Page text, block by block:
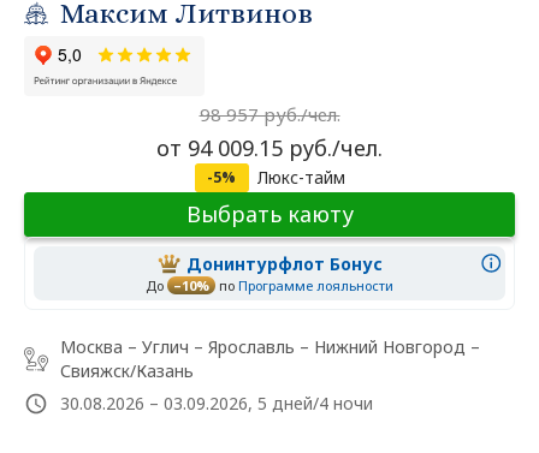
Максим Литвинов
98 957 руб./чел.
от 94 009.15 руб./чел.
-5% Люкс-тайм
Выбрать каюту
Донинтурфлот Бонус
До –10% по Программе лояльности
Москва – Углич – Ярославль – Нижний Новгород –
Свияжск/Казань
30.08.2026 – 03.09.2026, 5 дней/4 ночи